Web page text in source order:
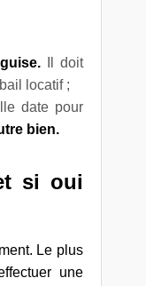
Il doit
locatif ;
date pour
bien.
si oui
Le plus
une